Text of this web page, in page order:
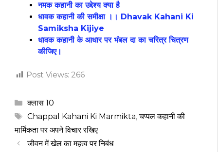
नमक कहानी का उद्देश्य क्या है
धावक कहानी की समीक्षा ।। Dhavak Kahani Ki
Samiksha Kijiye
धावक कहानी के आधार पर भंबल दा का चरित्र चित्रण
कीजिए।
Post Views: 266
Categories
क्लास 10
Tags
Chappal Kahani Ki Marmikta,चप्पल कहानी की
मार्मिकता पर अपने विचार रखिए
जीवन में खेल का महत्व पर निबंध